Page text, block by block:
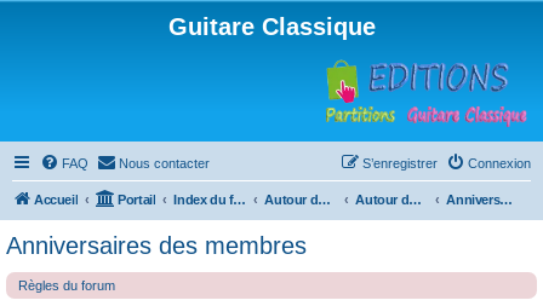
Guitare Classique
FAQ Nous contacter Connexion
S’enregistrer
Accueil Portail Index du forum Autour de la machine à café Autour de la machine à café Anniversaires des membres
Anniversaires des membres
Règles du forum